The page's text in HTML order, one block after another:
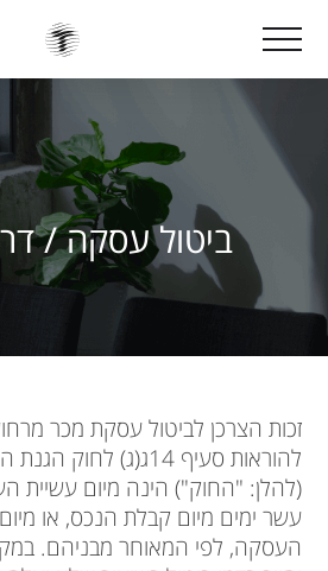
ביטול עסקה /
זכות הצרכן לביטול עסקת מכר
(להלן: "החוק") הינה מיום עשיית
עשר ימים מיום קבלת הנכס, או
העסקה, לפי המאוחר מבניהם.